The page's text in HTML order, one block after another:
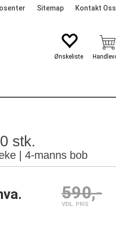
Sitemap Kontakt Oss
stk.
| 4-manns bob
590,-
VEIL. PRIS